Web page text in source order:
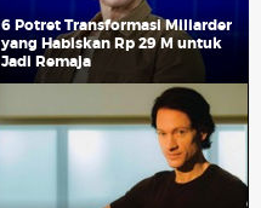
6 Potret Transformasi Miliarder
yang Habiskan Rp 29 M untuk
Jadi Remaja